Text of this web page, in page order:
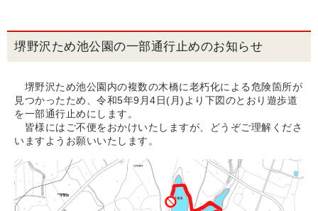
堺野沢ため池公園の一部通行止めのお知らせ
堺野沢ため池公園内の複数の木橋に老朽化による危険箇所が
見つかったため、令和5年9月4日(月)より下図のとおり遊歩道
を一部通行止めにします。
皆様にはご不便をおかけいたしますが、どうぞご理解くださ
いますようお願いいたします。